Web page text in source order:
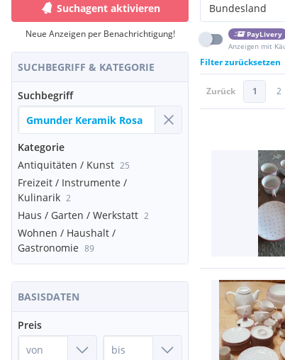
Suchagent aktivieren
Neue Anzeigen per Benachrichtigung!
SUCHBEGRIFF & KATEGORIE
Suchbegriff
Kategorie
Antiquitäten / Kunst 25
Freizeit / Instrumente /
Kulinarik 2
Haus / Garten / Werkstatt 2
Wohnen / Haushalt /
Gastronomie 89
BASISDATEN
Preis
Bundesland
PayLivery
Anzeigen mit
Filter zurücksetzen
Zurück 1 2